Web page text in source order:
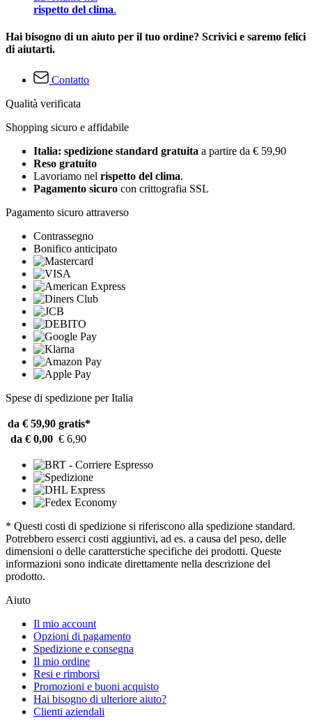
rispetto del clima.
Hai bisogno di un aiuto per il tuo ordine? Scrivici e saremo felici
di aiutarti.
Contatto
Qualità verificata
Shopping sicuro e affidabile
Italia: spedizione standard gratuita a partire da € 59,90
Reso gratuito
Lavoriamo nel rispetto del clima.
Pagamento sicuro con crittografia SSL
Pagamento sicuro attraverso
Contrassegno
Bonifico anticipato
Spese di spedizione per Italia
da € 59,90 gratis*
da € 0,00 € 6,90
* Questi costi di spedizione si riferiscono alla spedizione standard.
Potrebbero esserci costi aggiuntivi, ad es. a causa del peso, delle
dimensioni o delle caratterstiche specifiche dei prodotti. Queste
informazioni sono indicate direttamente nella descrizione del
prodotto.
Aiuto
Il mio account
Opzioni di pagamento
Spedizione e consegna
Il mio ordine
Resi e rimborsi
Promozioni e buoni acquisto
Hai bisogno di ulteriore aiuto?
Clienti aziendali